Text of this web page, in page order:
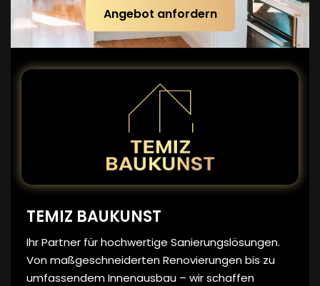
Angebot anfordern
TEMIZ BAUKUNST
Ihr Partner für hochwertige Sanierungslösungen.
Von maßgeschneiderten Renovierungen bis zu
umfassendem Innenausbau – wir schaffen